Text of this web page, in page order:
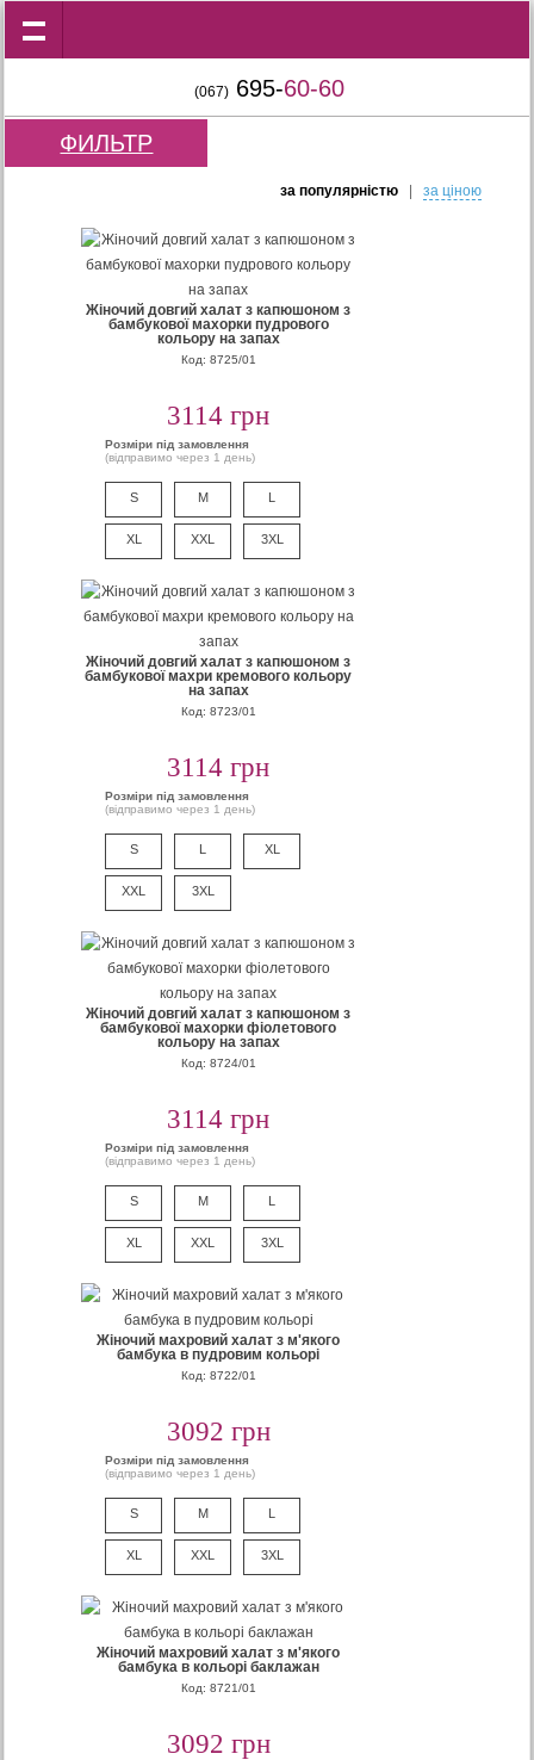
(067) 695-60-60
ФИЛЬТР
за популярнiстю| за цiною
Жіночий довгий халат з капюшоном з
бамбукової махорки пудрового
кольору на запах
Код: 8725/01
3114 грн
Розміри під замовлення
(відправимо через 1 день)
S M L
XL XXL 3XL
Жіночий довгий халат з капюшоном з
бамбукової махри кремового кольору
на запах
Код: 8723/01
3114 грн
Розміри під замовлення
(відправимо через 1 день)
S L XL
XXL 3XL
Жіночий довгий халат з капюшоном з
бамбукової махорки фіолетового
кольору на запах
Код: 8724/01
3114 грн
Розміри під замовлення
(відправимо через 1 день)
S M L
XL XXL 3XL
Жіночий махровий халат з м'якого
бамбука в пудровим кольорі
Код: 8722/01
3092 грн
Розміри під замовлення
(відправимо через 1 день)
S M L
XL XXL 3XL
Жіночий махровий халат з м'якого
бамбука в кольорі баклажан
Код: 8721/01
3092 грн